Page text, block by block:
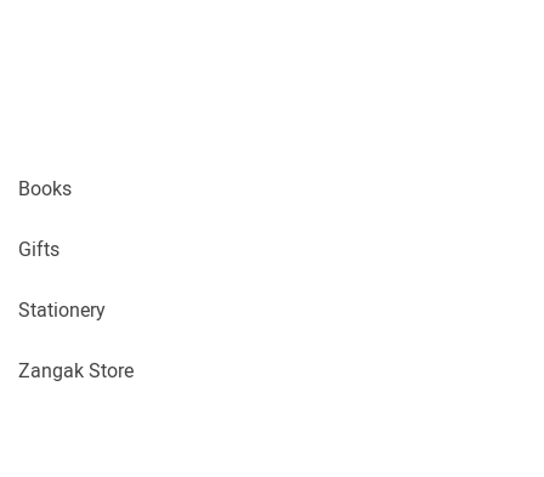
Books
Gifts
Stationery
Zangak Store